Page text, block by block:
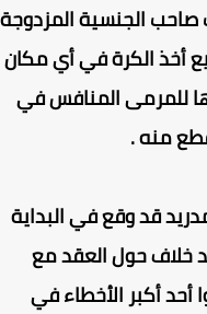
الجنسية المزدوجة
أخذ الكرة في أي مكان
للمرمى المنافس في
منه .
قد وقع في البداية
خلاف حول العقد مع
أكبر الأخطاء في